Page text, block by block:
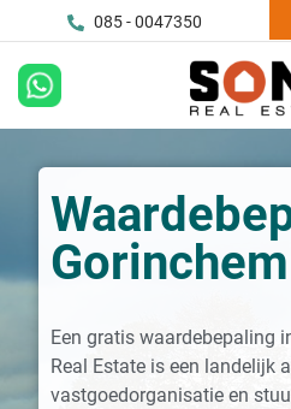
085 - 0047350
Gorinchem
Een gratis waardebepaling
Real Estate is een landelijk
vastgoedorganisatie en